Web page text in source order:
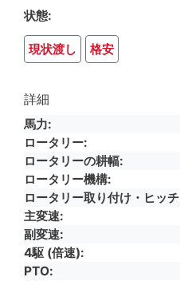
状態
現状渡し 格安
詳細
馬力
ロータリー
ロータリーの耕幅
ロータリー機構
ロータリー取り付け・ヒッチ
主変速
副変速
4駆 (倍速)
PTO